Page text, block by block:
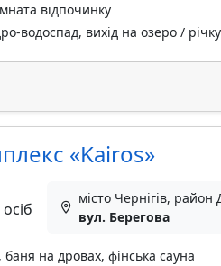
відпочинку
водоспад, вихід на озеро / річку
«Kairos»
осіб
місто Чернігів,
вул. Берегова
баня на дровах, фінська сауна